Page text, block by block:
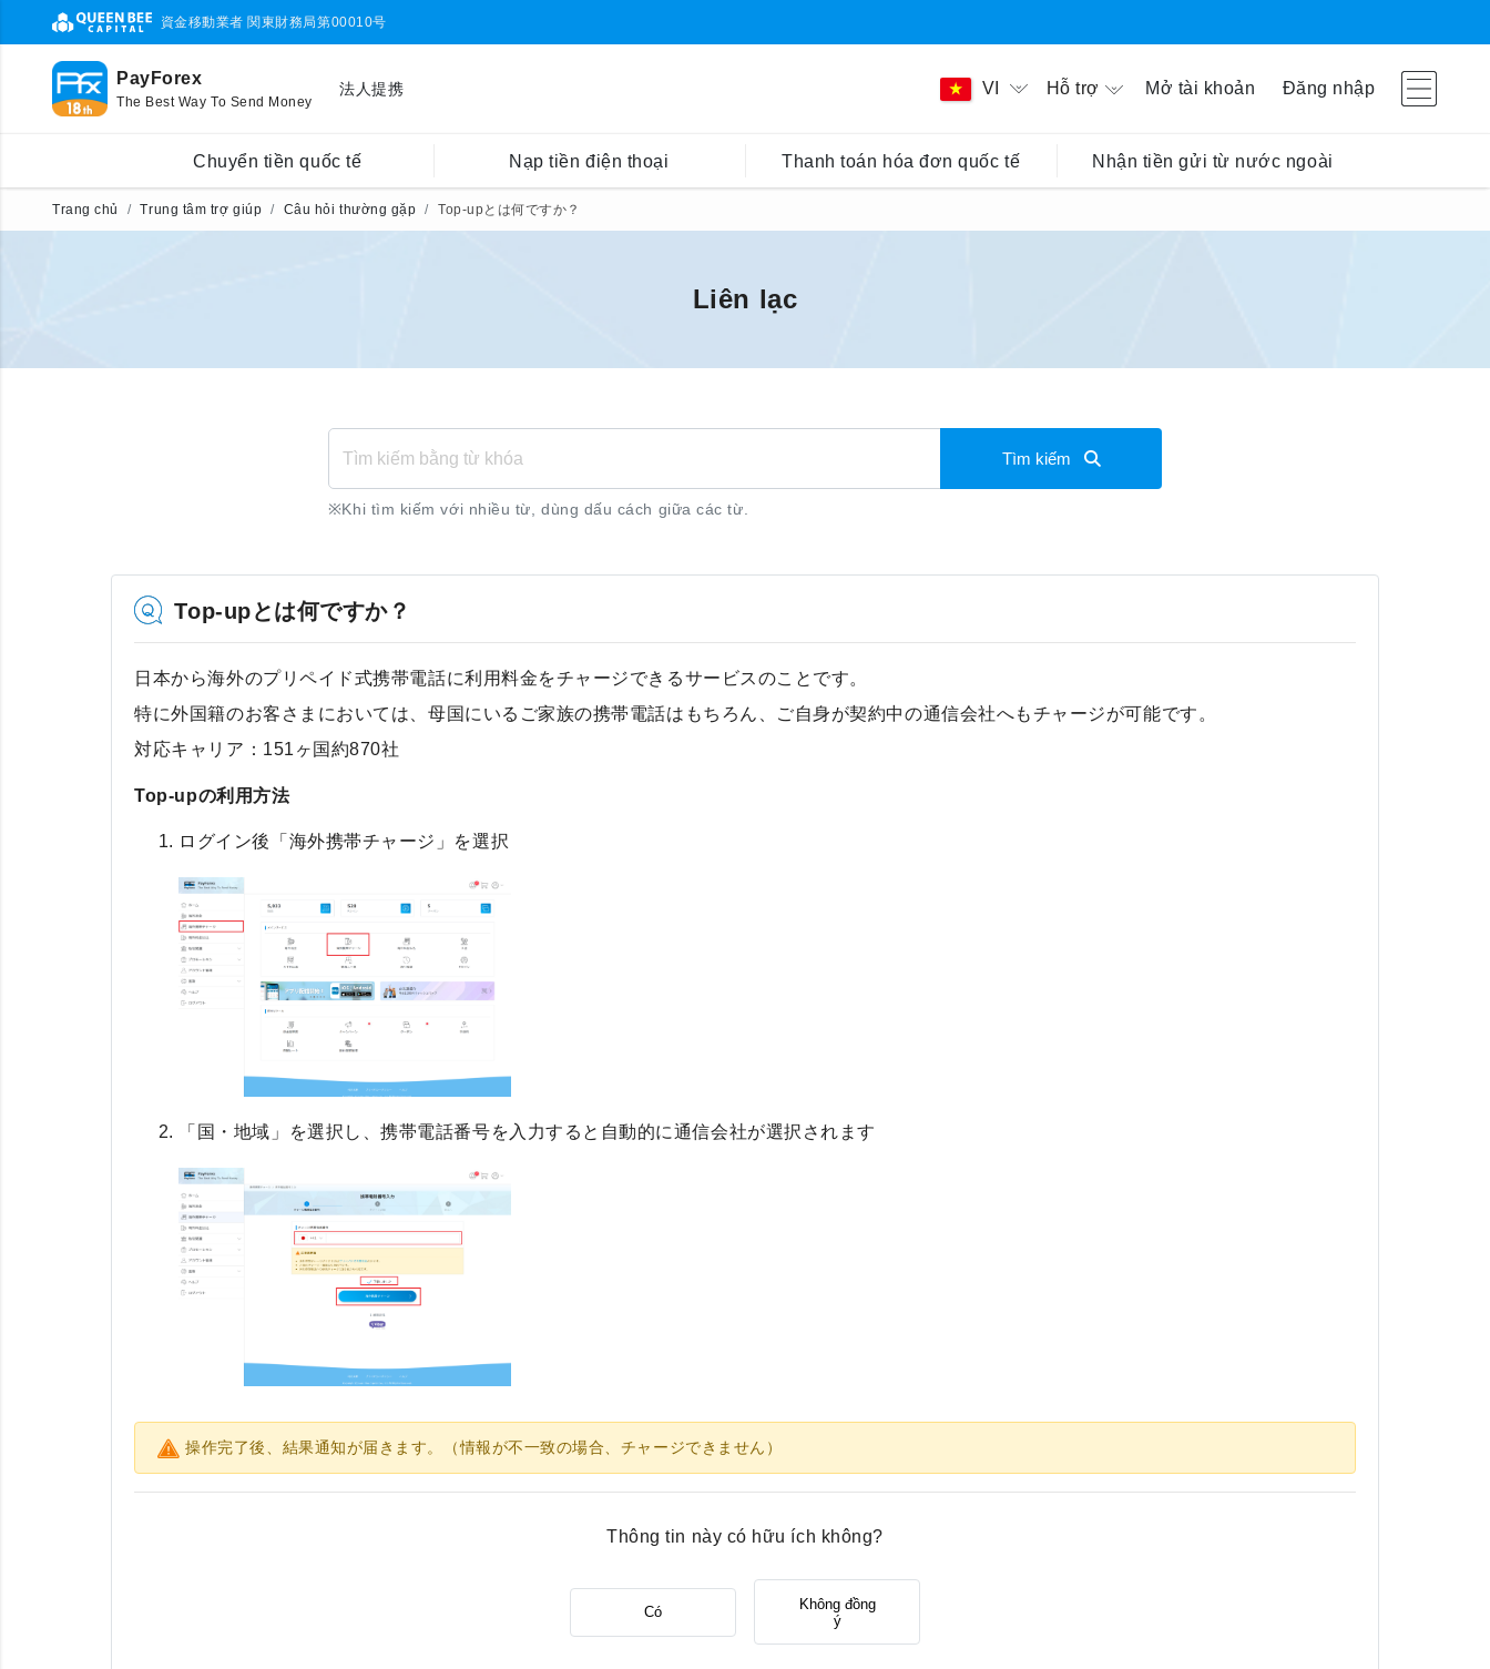
資金移動業者 関東財務局第00010号
PayForex
The Best Way To Send Money
法人提携 VI Hỗ trợ Mở tài khoản Đăng nhập
Chuyển tiền quốc tế Nạp tiền điện thoại Thanh toán hóa đơn quốc tế Nhận tiền gửi từ nước ngoài
Trang chủ Trung tâm trợ giúp Câu hỏi thường gặp Top-upとは何ですか？
Liên lạc
Tìm kiếm
※Khi tìm kiếm với nhiều từ, dùng dấu cách giữa các từ.
Top-upとは何ですか？
日本から海外のプリペイド式携帯電話に利用料金をチャージできるサービスのことです。
特に外国籍のお客さまにおいては、母国にいるご家族の携帯電話はもちろん、ご自身が契約中の通信会社へもチャージが可能です。
対応キャリア：151ヶ国約870社
Top-upの利用方法
ログイン後「海外携帯チャージ」を選択
「国・地域」を選択し、携帯電話番号を入力すると自動的に通信会社が選択されます
操作完了後、結果通知が届きます。（情報が不⼀致の場合、チャージできません）
Thông tin này có hữu ích không?
Có
Không đồng
ý